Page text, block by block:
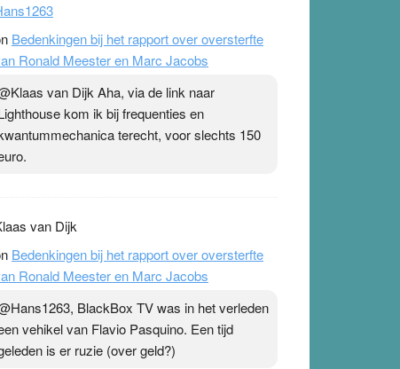
Ze hopen ermee hun hartslag te
terwijl ze meer zuurstof opnemen.
heeft zo’n pleister geen effect. Maar het
Door…Lees meer Pleisterplakkers in de
›[...]
Bedenkingen bij het rapport over oversterfte
Ronald Meester en Marc Jacobs
van Dijk Aha, via de link naar
kom ik bij frequenties en
terecht, voor slechts 150
van Dijk
Bedenkingen bij het rapport over oversterfte
Ronald Meester en Marc Jacobs
BlackBox TV was in het verleden
vehikel van Flavio Pasquino. Een tijd
is er ruzie (over geld?)